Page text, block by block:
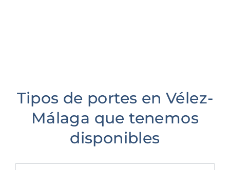
Tipos de portes en Vélez-
Málaga que tenemos
disponibles